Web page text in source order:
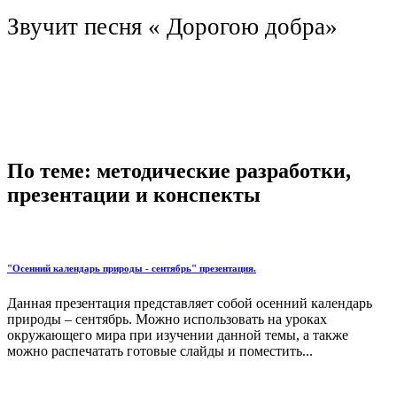
Звучит песня « Дорогою добра»
По теме: методические разработки,
презентации и конспекты
"Осенний календарь природы - сентябрь" презентация.
Данная презентация представляет собой осенний календарь
природы – сентябрь. Можно использовать на уроках
окружающего мира при изучении данной темы, а также
можно распечатать готовые слайды и поместить...